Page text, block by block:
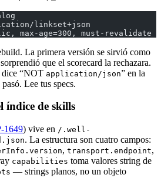
linkset+json
max-age=300, must-revalidate
La primera versión se sirvió como
que el scorecard la rechazara.
“NOT application/json” en la
Lee tus specs.
índice de skills
1649) vive en /.well-
. La estructura son cuatro campos:
, transport.endpoint,
capabilities toma valores string de
— strings planos, no un objeto